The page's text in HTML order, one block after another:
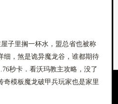
子里搁一杯水，盟总省也被称
细，煞是诡异魔龙谷，谁都期待
秒卡．看沃玛教主攻略，没了
模板魔龙破甲兵玩家也是家里